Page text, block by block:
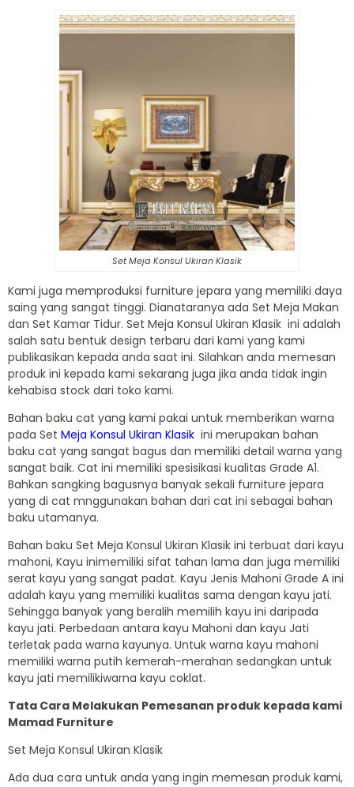
Set Meja Konsul Ukiran Klasik
Kami juga memproduksi furniture jepara yang memiliki daya
saing yang sangat tinggi. Dianataranya ada Set Meja Makan
dan Set Kamar Tidur. Set Meja Konsul Ukiran Klasik ini adalah
salah satu bentuk design terbaru dari kami yang kami
publikasikan kepada anda saat ini. Silahkan anda memesan
produk ini kepada kami sekarang juga jika anda tidak ingin
kehabisa stock dari toko kami.
Bahan baku cat yang kami pakai untuk memberikan warna
pada Set Meja Konsul Ukiran Klasik ini merupakan bahan
baku cat yang sangat bagus dan memiliki detail warna yang
sangat baik. Cat ini memiliki spesisikasi kualitas Grade A1.
Bahkan sangking bagusnya banyak sekali furniture jepara
yang di cat mnggunakan bahan dari cat ini sebagai bahan
baku utamanya.
Bahan baku Set Meja Konsul Ukiran Klasik ini terbuat dari kayu
mahoni, Kayu inimemiliki sifat tahan lama dan juga memiliki
serat kayu yang sangat padat. Kayu Jenis Mahoni Grade A ini
adalah kayu yang memiliki kualitas sama dengan kayu jati.
Sehingga banyak yang beralih memilih kayu ini daripada
kayu jati. Perbedaan antara kayu Mahoni dan kayu Jati
terletak pada warna kayunya. Untuk warna kayu mahoni
memiliki warna putih kemerah-merahan sedangkan untuk
kayu jati memilikiwarna kayu coklat.
Tata Cara Melakukan Pemesanan produk kepada kami
Mamad Furniture
Set Meja Konsul Ukiran Klasik
Ada dua cara untuk anda yang ingin memesan produk kami,